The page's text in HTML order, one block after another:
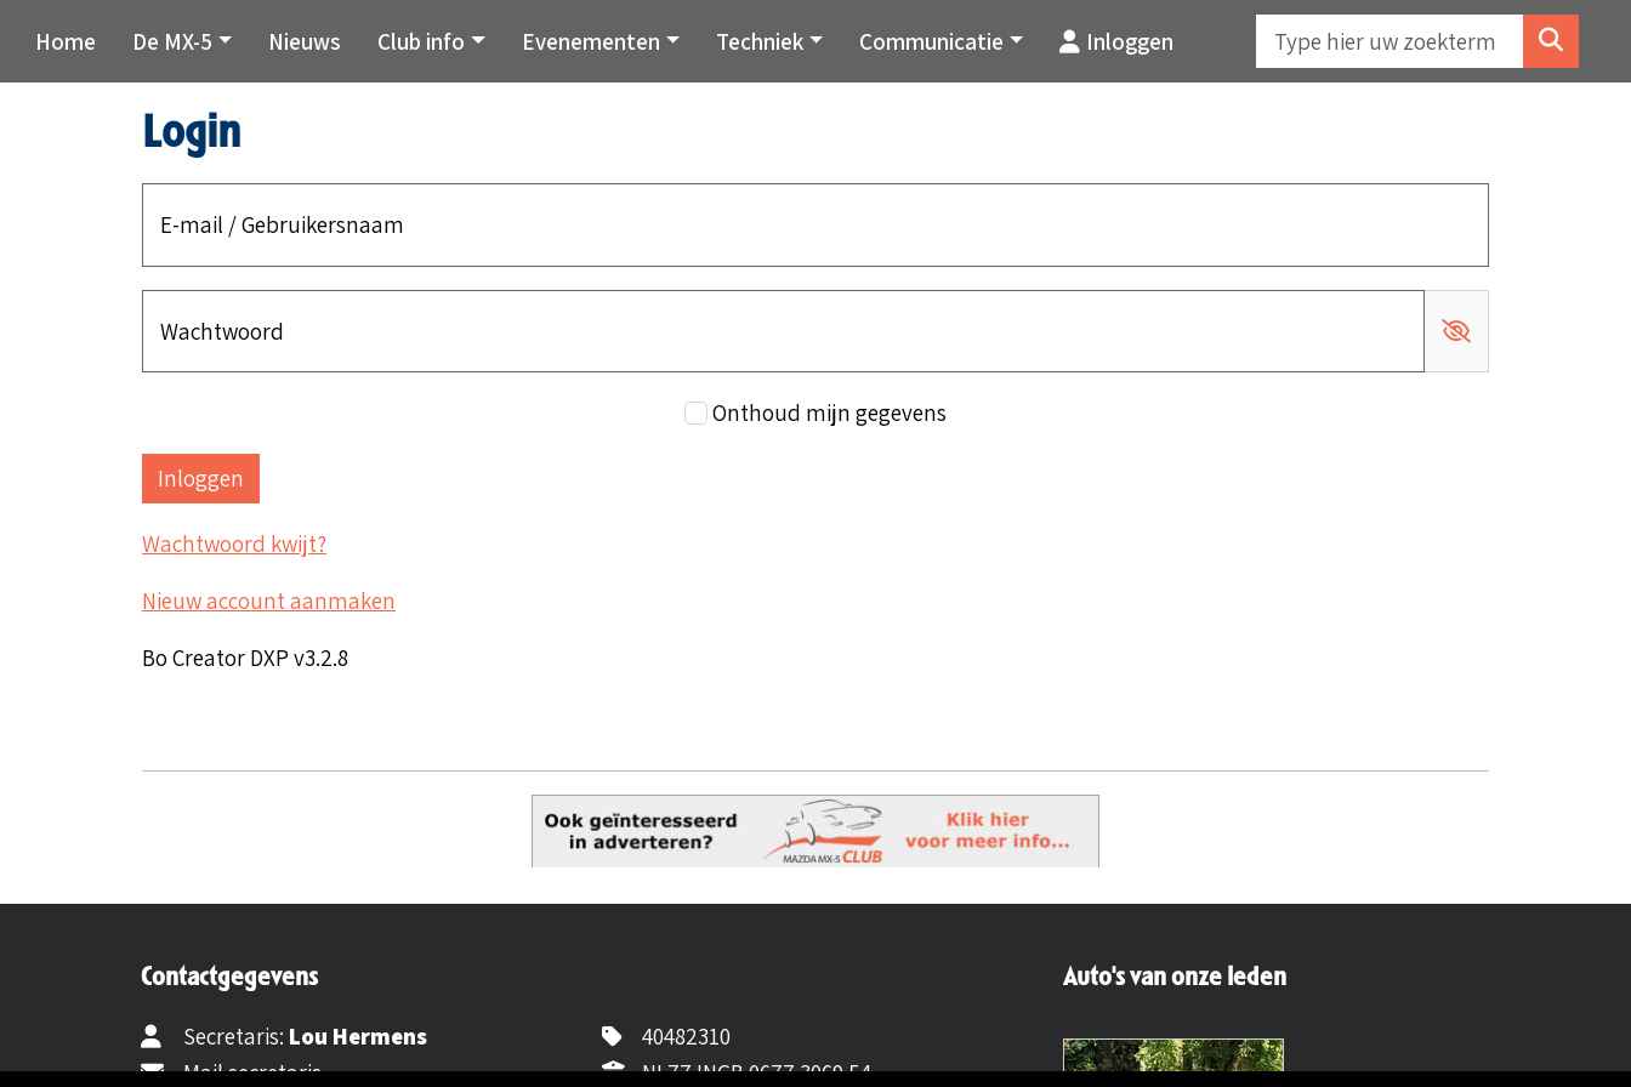
Home De MX-5 Nieuws Club info Evenementen Techniek Communicatie Inloggen
Login
E-mail / Gebruikersnaam
Wachtwoord
Onthoud mijn gegevens
Wachtwoord kwijt?
Nieuw account aanmaken
Bo Creator DXP v3.2.8
Contactgegevens
Secretaris: Lou Hermens
Mail secretaris
40482310
NL77 INGB 0677 3069 54
Auto's van onze leden